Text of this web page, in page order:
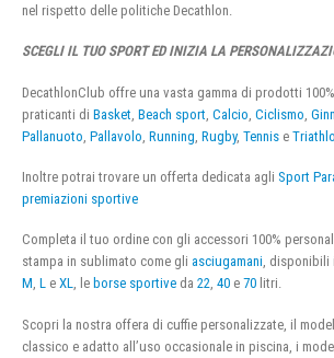
nel rispetto delle politiche Decathlon.
SCEGLI IL TUO SPORT ED INIZIA LA
DecathlonClub offre una vasta gamma di prodotti
praticanti di Basket Beach sport Calcio Ciclismo
Pallanuoto Pallavolo Running Rugby, Tennis e
Inoltre potrai trovare un offerta dedicata agli Sport
premiazioni sportive
Completa il tuo ordine con gli accessori 100%
stampa in sublimato come gli asciugamani, disponibili
M, L e XL, le borse sportive da 22, 40 e 70 litri.
Scopri la nostra offera di cuffie personalizzate, il
classico e adatto all’uso occasionale in piscina, i